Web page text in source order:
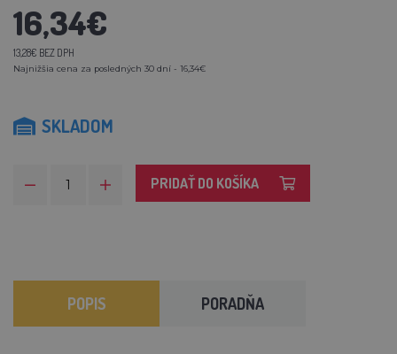
16,34€
13,28€ BEZ DPH
Najnižšia cena za posledných 30 dní - 16,34€
SKLADOM
PRIDAŤ DO KOŠÍKA
POPIS PORADŇA